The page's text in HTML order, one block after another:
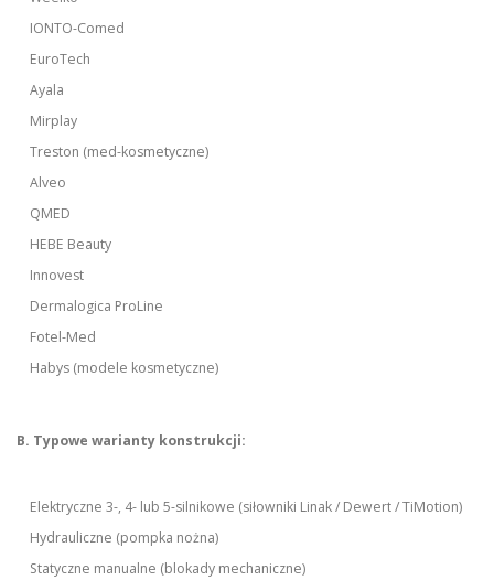
IONTO-Comed
EuroTech
Ayala
Mirplay
Treston (med-kosmetyczne)
Alveo
QMED
HEBE Beauty
Innovest
Dermalogica ProLine
Fotel-Med
Habys (modele kosmetyczne)
B. Typowe warianty konstrukcji:
Elektryczne 3-, 4- lub 5-silnikowe (siłowniki Linak / Dewert / TiMotion)
Hydrauliczne (pompka nożna)
Statyczne manualne (blokady mechaniczne)